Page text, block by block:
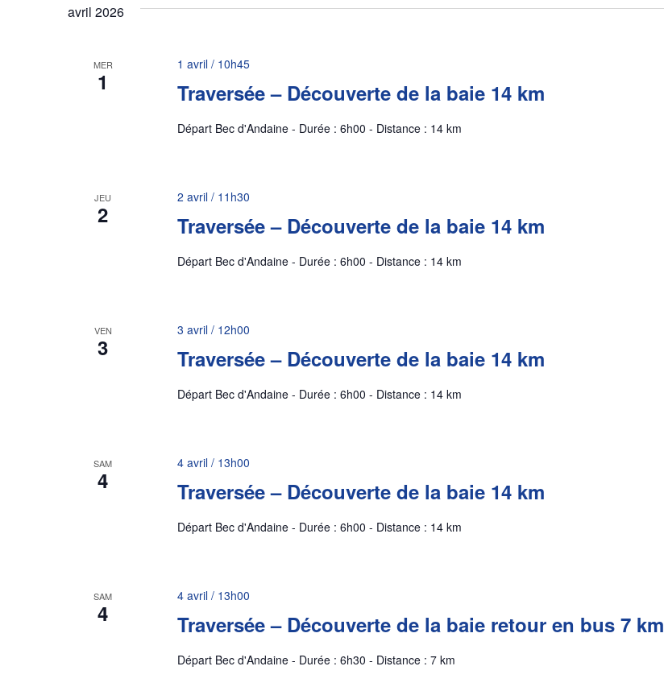
de
vues
avril 2026
MER
1 Traversée – Découverte de la baie 14 km
1 avril / 10h45
Départ Bec d'Andaine - Durée : 6h00 - Distance : 14 km
JEU
2 Traversée – Découverte de la baie 14 km
2 avril / 11h30
Départ Bec d'Andaine - Durée : 6h00 - Distance : 14 km
VEN
3 Traversée – Découverte de la baie 14 km
3 avril / 12h00
Départ Bec d'Andaine - Durée : 6h00 - Distance : 14 km
SAM
4 Traversée – Découverte de la baie 14 km
4 avril / 13h00
Départ Bec d'Andaine - Durée : 6h00 - Distance : 14 km
SAM
4 Traversée – Découverte de la baie retour en bus 7 km
4 avril / 13h00
Départ Bec d'Andaine - Durée : 6h30 - Distance : 7 km